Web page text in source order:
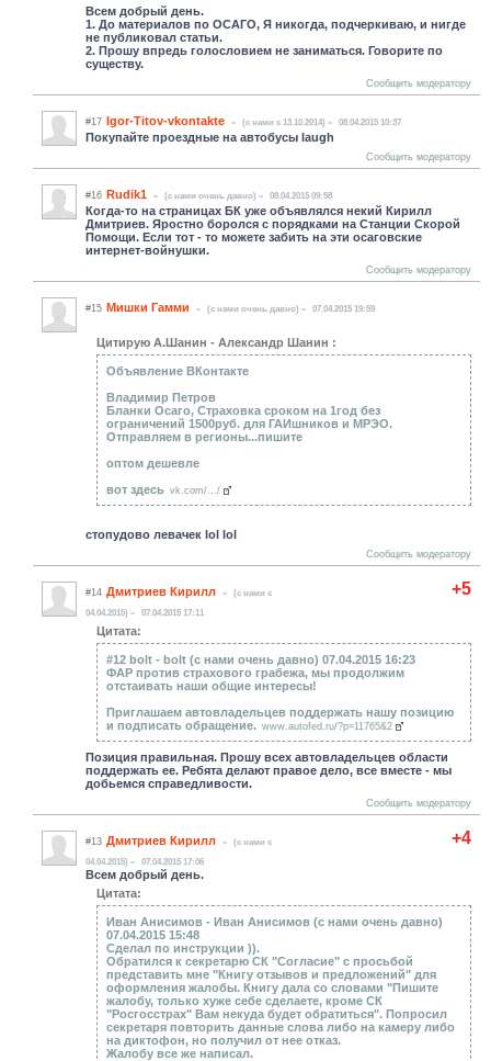
Всем добрый день.
1. До материалов по ОСАГО, Я никогда, подчеркиваю, и нигде
не публиковал статьи.
2. Прошу впредь голословием не заниматься. Говорите по
существу.
Сообщить модератору
#17 Igor-Titov-vkontakte (c нами с 13.10.2014) 08.04.2015 10:37
Покупайте проездные на автобусы laugh
Сообщить модератору
#16 Rudik1 (c нами очень давно) 08.04.2015 09:58
Когда-то на страницах БК уже объявлялся некий Кирилл
Дмитриев. Яростно боролся с порядками на Станции Скорой
Помощи. Если тот - то можете забить на эти осаговские
интернет-войнушки.
Сообщить модератору
#15 Мишки Гамми (c нами очень давно) 07.04.2015 19:59
Цитирую А.Шанин - Александр Шанин :
Объявление ВКонтакте
Владимир Петров
Бланки Осаго, Страховка сроком на 1год без
ограничений 1500руб. для ГАИшников и МРЭО.
Отправляем в регионы...пишите
оптом дешевле
вот здесь vk.com/.../
стопудово левачек lol lol
Сообщить модератору
+5
#14 Дмитриев Кирилл
(c нами с
04.04.2015)
07.04.2015 17:11
Цитата:
#12 bolt - bolt (c нами очень давно) 07.04.2015 16:23
ФАР против страхового грабежа, мы продолжим
отстаивать наши общие интересы!
Приглашаем автовладельцев поддержать нашу позицию
и подписать обращение. www.autofed.ru/?p=11765&2
Позиция правильная. Прошу всех автовладельцев области
поддержать ее. Ребята делают правое дело, все вместе - мы
добьемся справедливости.
Сообщить модератору
+4
#13 Дмитриев Кирилл
(c нами с
04.04.2015)
07.04.2015 17:06
Всем добрый день.
Цитата:
Иван Анисимов - Иван Анисимов (c нами очень давно)
07.04.2015 15:48
Сделал по инструкции )).
Обратился к секретарю СК "Согласие" с просьбой
представить мне "Книгу отзывов и предложений" для
оформления жалобы. Книгу дала со словами "Пишите
жалобу, только хуже себе сделаете, кроме СК
"Росгосстрах" Вам некуда будет обратиться". Попросил
секретаря повторить данные слова либо на камеру либо
на диктофон, но получил от нее отказ.
Жалобу все же написал.